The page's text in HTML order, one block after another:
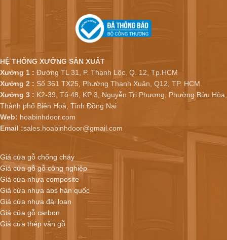
HỆ THỐNG XƯỞNG SẢN XUẤT
Xưởng 1 : Đường TL 31, P. Thạnh Lộc, Q. 12, Tp.HCM
Xưởng 2 : Số 361 TX25, Phường Thạnh Xuân, Q12, TP. HCM.
Xưởng 3 : K2-39, Tổ 48, KP 3, Nguyễn Tri Phương, Phường Bửu Hòa,
Thành phố Biên Hoà, Tỉnh Đồng Nai
Web: hoabinhdoor.com
Email :sales.hoabinhdoor@gmail.com
Giá cửa gỗ chống cháy
Giá cửa gỗ gỗ công nghiệp
Giá cửa nhựa composite
Giá cửa nhựa abs hàn quốc
Giá cửa nhựa đài loan
Giá cửa gỗ carbon
Giá cửa thép vân gỗ